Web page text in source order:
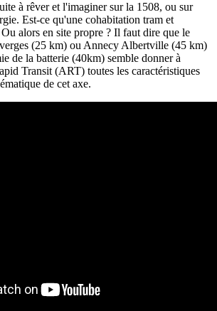
à rêver et l'imaginer sur la 1508, ou sur
Est-ce qu'une cohabitation tram et
alors en site propre ? Il faut dire que le
(25 km) ou Annecy Albertville (45 km)
de la batterie (40km) semble donner à
Transit (ART) toutes les caractéristiques
de cet axe.